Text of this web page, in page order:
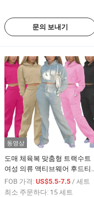
문의 보내기
동영상
도매 체육복 맞춤형 트랙수트
여성 의류 액티브웨어 후드티
세트 조깅 수트
FOB 가격:US$5.5-7.5 / 세트
최소 주문하다: 15 세트